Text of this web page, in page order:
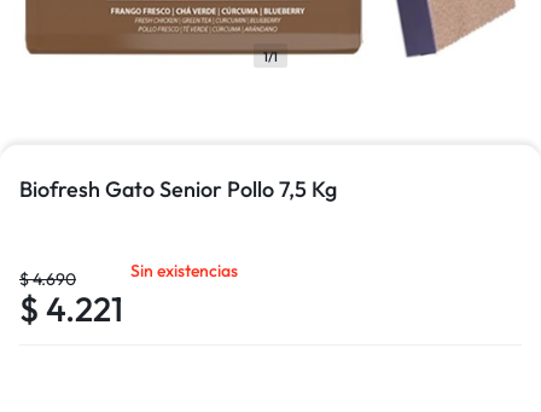
1/1
Biofresh Gato Senior Pollo 7,5 Kg
$4.690
$ 4.221
Sin existencias